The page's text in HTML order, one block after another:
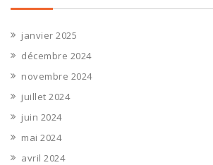
janvier 2025
décembre 2024
novembre 2024
juillet 2024
juin 2024
mai 2024
avril 2024